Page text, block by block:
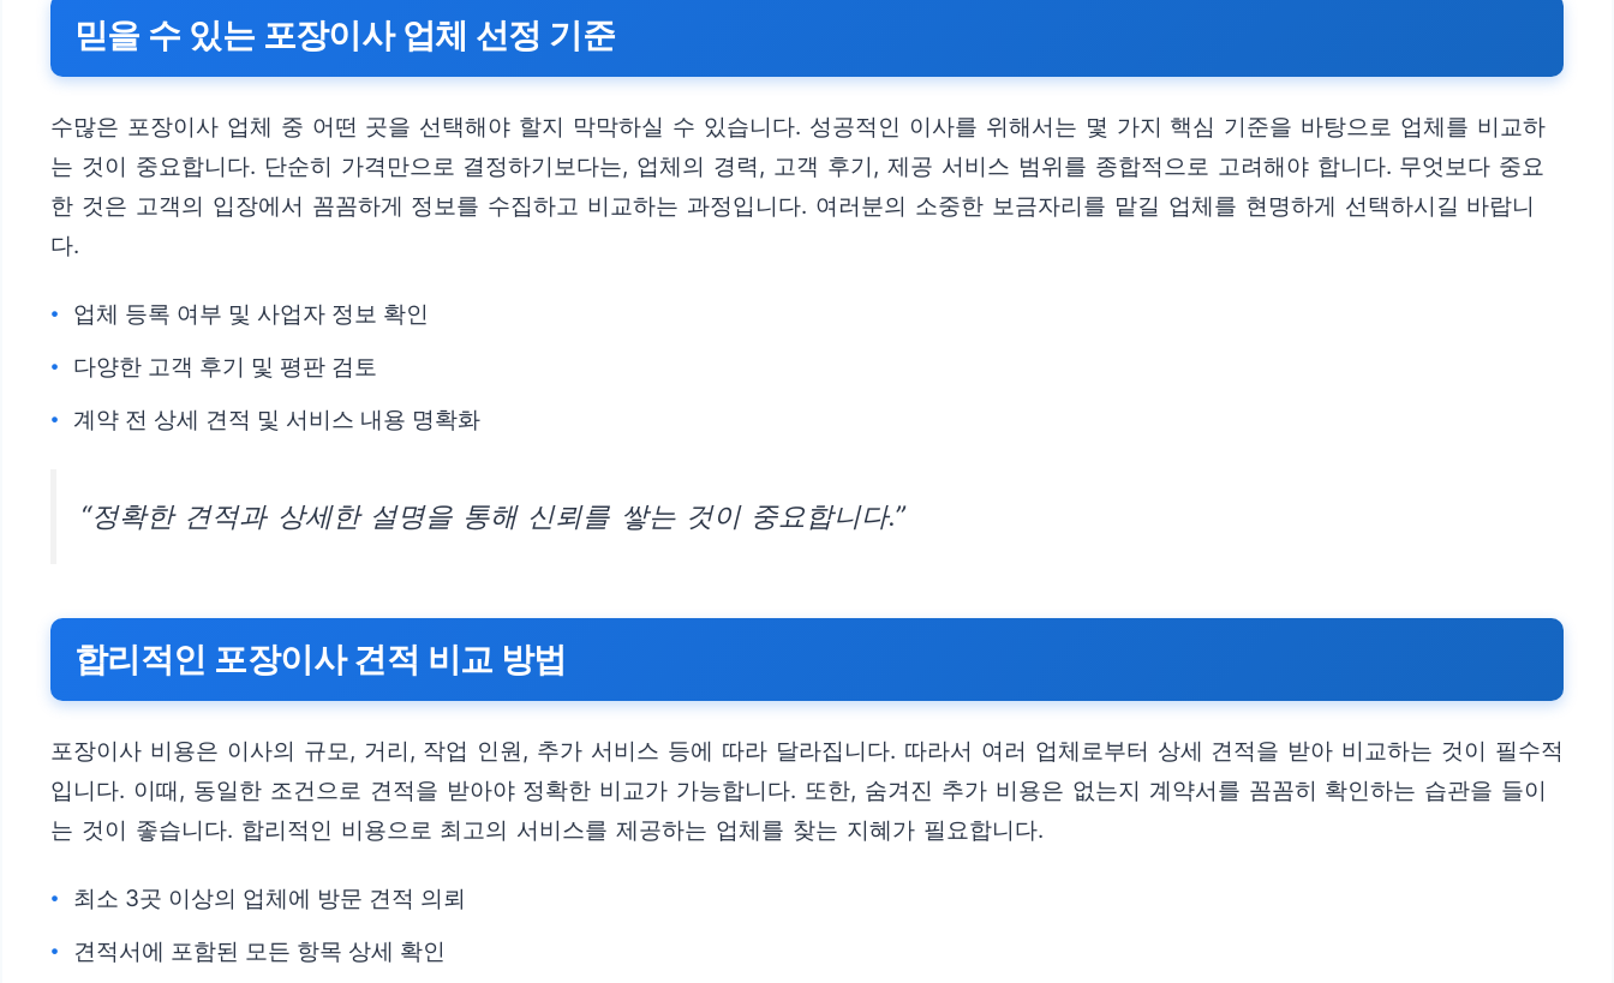
믿을 수 있는 포장이사 업체 선정 기준
수많은 포장이사 업체 중 어떤 곳을 선택해야 할지 막막하실 수 있습니다. 성공적인 이사를 위해서는 몇 가지 핵심 기준을 바탕으로 업체를 비교하
는 것이 중요합니다. 단순히 가격만으로 결정하기보다는, 업체의 경력, 고객 후기, 제공 서비스 범위를 종합적으로 고려해야 합니다. 무엇보다 중요
한 것은 고객의 입장에서 꼼꼼하게 정보를 수집하고 비교하는 과정입니다. 여러분의 소중한 보금자리를 맡길 업체를 현명하게 선택하시길 바랍니
다.
업체 등록 여부 및 사업자 정보 확인
다양한 고객 후기 및 평판 검토
계약 전 상세 견적 및 서비스 내용 명확화
“정확한 견적과 상세한 설명을 통해 신뢰를 쌓는 것이 중요합니다.”
합리적인 포장이사 견적 비교 방법
포장이사 비용은 이사의 규모, 거리, 작업 인원, 추가 서비스 등에 따라 달라집니다. 따라서 여러 업체로부터 상세 견적을 받아 비교하는 것이 필수적
입니다. 이때, 동일한 조건으로 견적을 받아야 정확한 비교가 가능합니다. 또한, 숨겨진 추가 비용은 없는지 계약서를 꼼꼼히 확인하는 습관을 들이
는 것이 좋습니다. 합리적인 비용으로 최고의 서비스를 제공하는 업체를 찾는 지혜가 필요합니다.
최소 3곳 이상의 업체에 방문 견적 의뢰
견적서에 포함된 모든 항목 상세 확인